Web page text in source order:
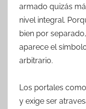
armado quizás
nivel integral.
bien por
aparece el
arbitrario.
Los portales
y exige ser